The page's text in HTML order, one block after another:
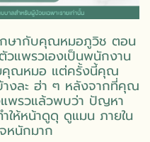
กษากับคุณหมอภูวิช ตอน
วแพรวเองเป็นพนักงาน
คุณหมอ แต่ครั้งนี้คุณ
งละ ฮ่า ๆ หลังจากที่คุณ
แพรวแล้วพบว่า ปัญหา
ห้หน้าดูดุ ดูแมน ภายใน
หนักมาก